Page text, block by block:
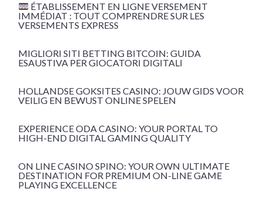
ÉTABLISSEMENT EN LIGNE VERSEMENT
IMMÉDIAT : TOUT COMPRENDRE SUR LES
VERSEMENTS EXPRESS
MIGLIORI SITI BETTING BITCOIN: GUIDA
ESAUSTIVA PER GIOCATORI DIGITALI
HOLLANDSE GOKSITES CASINO: JOUW GIDS VOOR
VEILIG EN BEWUST ONLINE SPELEN
EXPERIENCE ODA CASINO: YOUR PORTAL TO
HIGH-END DIGITAL GAMING QUALITY
ON LINE CASINO SPINO: YOUR OWN ULTIMATE
DESTINATION FOR PREMIUM ON-LINE GAME
PLAYING EXCELLENCE